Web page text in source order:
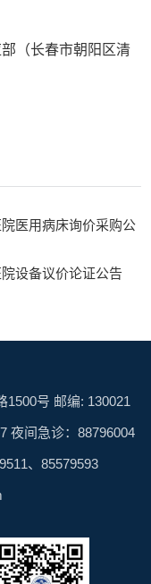
（长春市朝阳区清
医用病床询价采购公
设备议价论证公告
1500号 邮编: 130021
夜间急诊：88796004
、85579593